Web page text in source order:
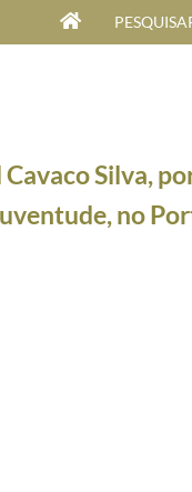
de 1991
a 27 de novembro de 2014
novembro de 2014
de 2014
de Belém, a 1 de dezembro de
Silva,
no